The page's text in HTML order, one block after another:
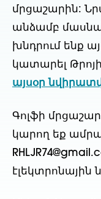
մրցաշարին:
անձամբ
խնդրում ենք
կատարել
այսօր
Գոլֆի
կարող եք
էլեկտրոնային